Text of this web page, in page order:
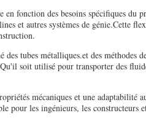
fonction des besoins spécifiques du
et autres systèmes de génie.Cette
tubes métalliques.et des méthodes
soit utilisé pour transporter des
mécaniques et une adaptabilité
pour les ingénieurs, les constructeurs